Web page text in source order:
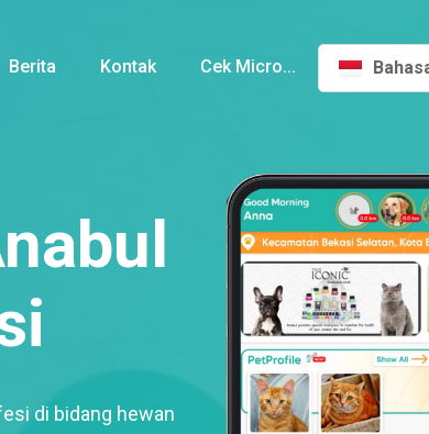
Berita Kontak Cek Micro...
di bidang hewan